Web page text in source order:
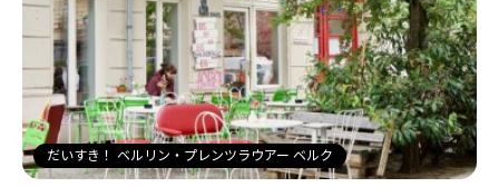
著者一覧
ライター募集
だいすき！ ベルリン・プレンツラウアー ベルク